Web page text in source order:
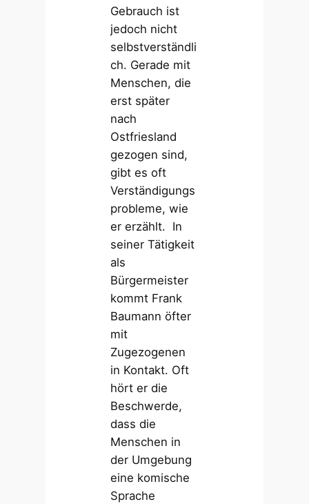
Gebrauch ist
jedoch nicht
selbstverständli
ch. Gerade mit
Menschen, die
erst später
nach
Ostfriesland
gezogen sind,
gibt es oft
Verständigungs
probleme, wie
er erzählt. In
seiner Tätigkeit
als
Bürgermeister
kommt Frank
Baumann öfter
mit
Zugezogenen
in Kontakt. Oft
hört er die
Beschwerde,
dass die
Menschen in
der Umgebung
eine komische
Sprache